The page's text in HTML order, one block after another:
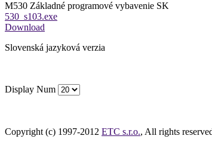
M530 Základné programové vybavenie SK
530_s103.exe
Download
Slovenská jazyková verzia
Display Num
Copyright (c) 1997-2012 ETC s.r.o., All rights